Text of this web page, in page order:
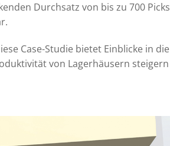
Durchsatz von bis zu 700 Picks
Case-Studie bietet Einblicke in die
von Lagerhäusern steigern